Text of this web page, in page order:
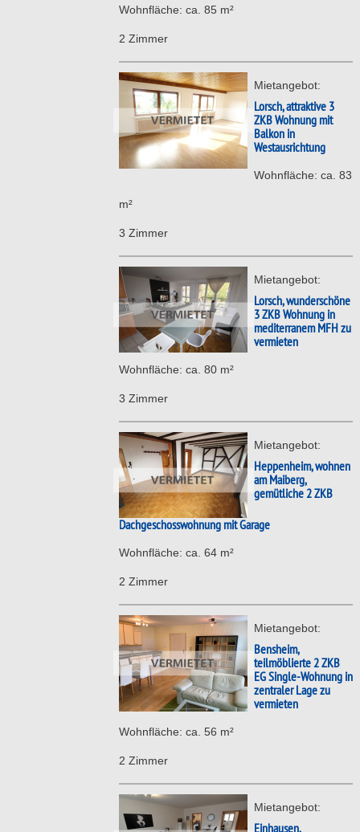
Wohnfläche: ca. 85 m²
2 Zimmer
Mietangebot:
Lorsch, attraktive 3
ZKB Wohnung mit
Balkon in
Westausrichtung
Wohnfläche: ca. 83
m²
3 Zimmer
Mietangebot:
Lorsch, wunderschöne
3 ZKB Wohnung in
mediterranem MFH zu
vermieten
Wohnfläche: ca. 80 m²
3 Zimmer
Mietangebot:
Heppenheim, wohnen
am Maiberg,
gemütliche 2 ZKB
Dachgeschosswohnung mit Garage
Wohnfläche: ca. 64 m²
2 Zimmer
Mietangebot:
Bensheim,
teilmöblierte 2 ZKB
EG Single-Wohnung in
zentraler Lage zu
vermieten
Wohnfläche: ca. 56 m²
2 Zimmer
Mietangebot:
Einhausen,